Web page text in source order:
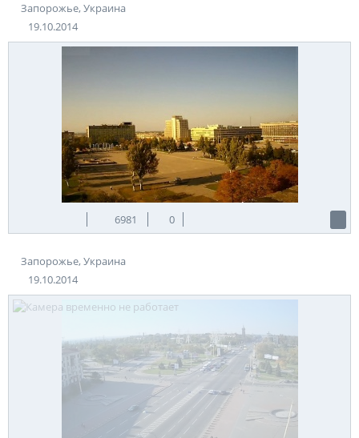
Запорожье, Украина
19.10.2014
6981 0
Запорожье, Украина
19.10.2014